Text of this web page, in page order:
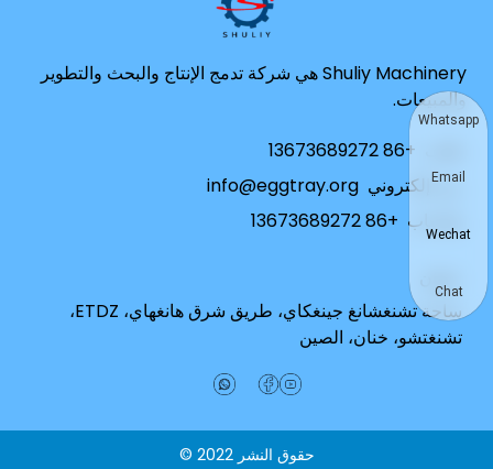
Shuliy Machinery هي شركة تدمج الإنتاج والبحث والتطوير
والمبيعات.
+86 13673689272
بريد إلكتروني info@eggtray.org
واتساب +86 13673689272
ساحة تشنغشانغ جينغكاي، طريق شرق هانغهاي، ETDZ،
تشنغتشو، خنان، الصين
حقوق النشر 2022 ©
Whatsapp
Email
Wechat
Chat